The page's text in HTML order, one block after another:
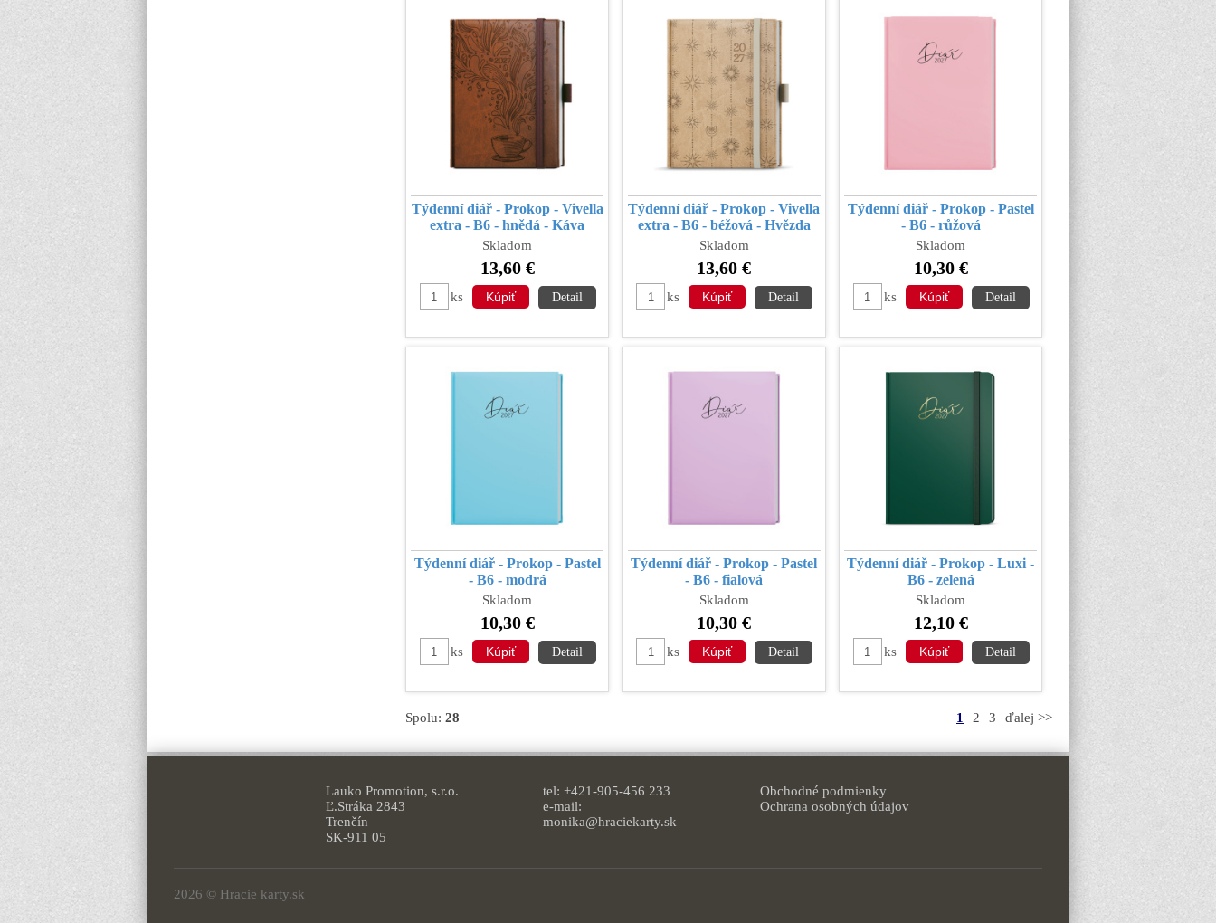
Týdenní diář - Prokop - Vivella
extra - B6 - hnědá - Káva
Skladom
13,60 €
ks Detail
Týdenní diář - Prokop - Vivella
extra - B6 - béžová - Hvězda
Skladom
13,60 €
ks Detail
Týdenní diář - Prokop - Pastel
- B6 - růžová
Skladom
10,30 €
ks Detail
Týdenní diář - Prokop - Pastel
- B6 - modrá
Skladom
10,30 €
ks Detail
Týdenní diář - Prokop - Pastel
- B6 - fialová
Skladom
10,30 €
ks Detail
Týdenní diář - Prokop - Luxi -
B6 - zelená
Skladom
12,10 €
ks Detail
Spolu: 28 1 2 3 ďalej >>
Lauko Promotion, s.r.o.
Ľ.Stráka 2843
Trenčín
SK-911 05
tel: +421-905-456 233
e-mail:
monika@hraciekarty.sk
Obchodné podmienky
Ochrana osobných údajov
2026 © Hracie karty.sk